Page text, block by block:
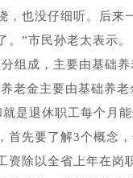
，也没仔细听。后来
。”市民孙老太表示。
组成，主要由基础
老金主要由基础养
是退休职工每个月
首先要了解3个概念
资除以全省上年在